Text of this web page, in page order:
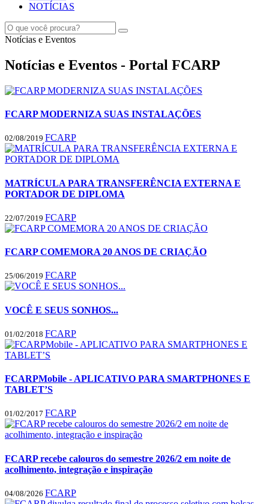
NOTÍCIAS
Notícias e Eventos
Notícias e Eventos - Portal FCARP
FCARP MODERNIZA SUAS INSTALAÇÕES
02/08/2019 FCARP
MATRÍCULA PARA TRANSFERÊNCIA EXTERNA E
PORTADOR DE DIPLOMA
22/07/2019 FCARP
FCARP COMEMORA 20 ANOS DE CRIAÇÃO
25/06/2019 FCARP
VOCÊ E SEUS SONHOS...
01/02/2018 FCARP
FCARPMobile - APLICATIVO PARA SMARTPHONES E
TABLET’S
01/02/2017 FCARP
FCARP recebe calouros do semestre 2026/2 em noite de
acolhimento, integração e inspiração
04/08/2026 FCARP